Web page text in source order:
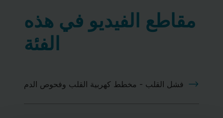
فحوصات
القلب
قصور
مقاطع الفيديو في هذه
الفئة
فشل القلب - مخطط كهربية القلب وفحوص الدم